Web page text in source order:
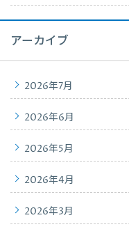
アーカイブ
2026年7月
2026年6月
2026年5月
2026年4月
2026年3月